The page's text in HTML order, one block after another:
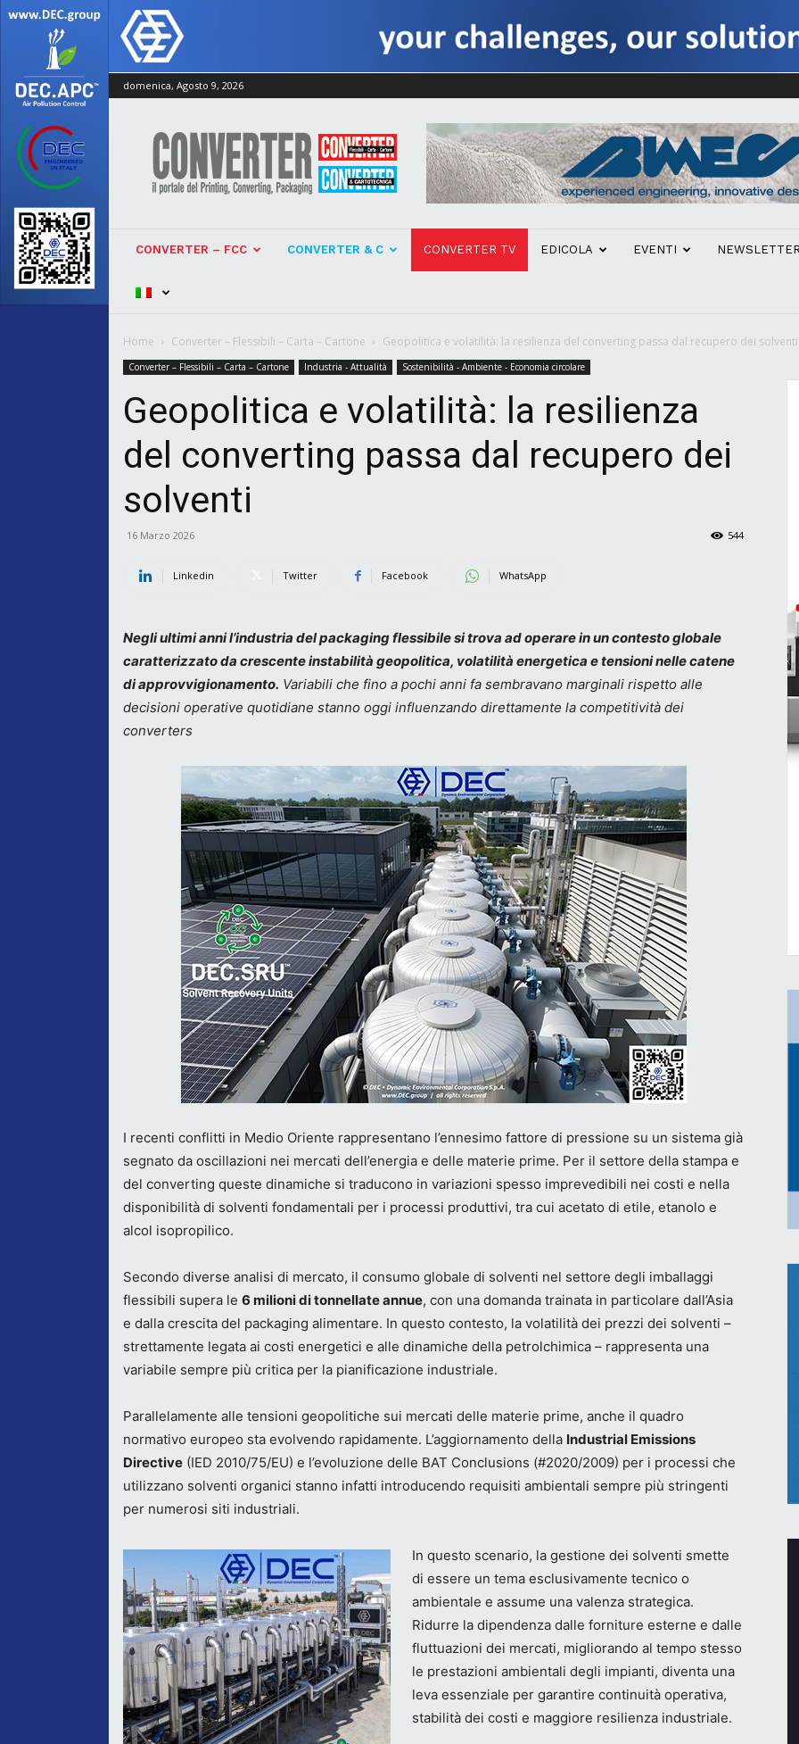
domenica, Agosto 9, 2026
Converter
CONVERTER – FCC CONVERTER & C CONVERTER TV EDICOLA EVENTI
Home Converter – Flessibili – Carta – Cartone Geopolitica e volatilità: la resilienza del converting passa dal recupero dei solventi
Converter – Flessibili – Carta – Cartone Industria - Attualità Sostenibilità - Ambiente - Economia circolare
Geopolitica e volatilità: la resilienza
del converting passa dal recupero dei
solventi
16 Marzo 2026 544
Linkedin Twitter Facebook WhatsApp
Negli ultimi anni l’industria del packaging flessibile si trova ad operare in un contesto globale
caratterizzato da crescente instabilità geopolitica, volatilità energetica e tensioni nelle catene
di approvvigionamento. Variabili che fino a pochi anni fa sembravano marginali rispetto alle
decisioni operative quotidiane stanno oggi influenzando direttamente la competitività dei
converters
I recenti conflitti in Medio Oriente rappresentano l’ennesimo fattore di pressione su un sistema già
segnato da oscillazioni nei mercati dell’energia e delle materie prime. Per il settore della stampa e
del converting queste dinamiche si traducono in variazioni spesso imprevedibili nei costi e nella
disponibilità di solventi fondamentali per i processi produttivi, tra cui acetato di etile, etanolo e
alcol isopropilico.
Secondo diverse analisi di mercato, il consumo globale di solventi nel settore degli imballaggi
flessibili supera le 6 milioni di tonnellate annue, con una domanda trainata in particolare dall’Asia
e dalla crescita del packaging alimentare. In questo contesto, la volatilità dei prezzi dei solventi –
strettamente legata ai costi energetici e alle dinamiche della petrolchimica – rappresenta una
variabile sempre più critica per la pianificazione industriale.
Parallelamente alle tensioni geopolitiche sui mercati delle materie prime, anche il quadro
normativo europeo sta evolvendo rapidamente. L’aggiornamento della Industrial Emissions
Directive (IED 2010/75/EU) e l’evoluzione delle BAT Conclusions (#2020/2009) per i processi che
utilizzano solventi organici stanno infatti introducendo requisiti ambientali sempre più stringenti
per numerosi siti industriali.
In questo scenario, la gestione dei solventi smette
di essere un tema esclusivamente tecnico o
ambientale e assume una valenza strategica.
Ridurre la dipendenza dalle forniture esterne e dalle
fluttuazioni dei mercati, migliorando al tempo stesso
le prestazioni ambientali degli impianti, diventa una
leva essenziale per garantire continuità operativa,
stabilità dei costi e maggiore resilienza industriale.